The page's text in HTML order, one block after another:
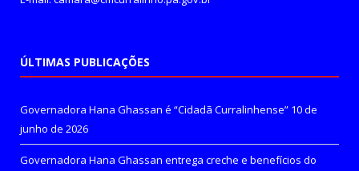
ÚLTIMAS PUBLICAÇÕES
Governadora Hana Ghassan é “Cidadã Curralinhense” 10 de
junho de 2026
Governadora Hana Ghassan entrega creche e benefícios do